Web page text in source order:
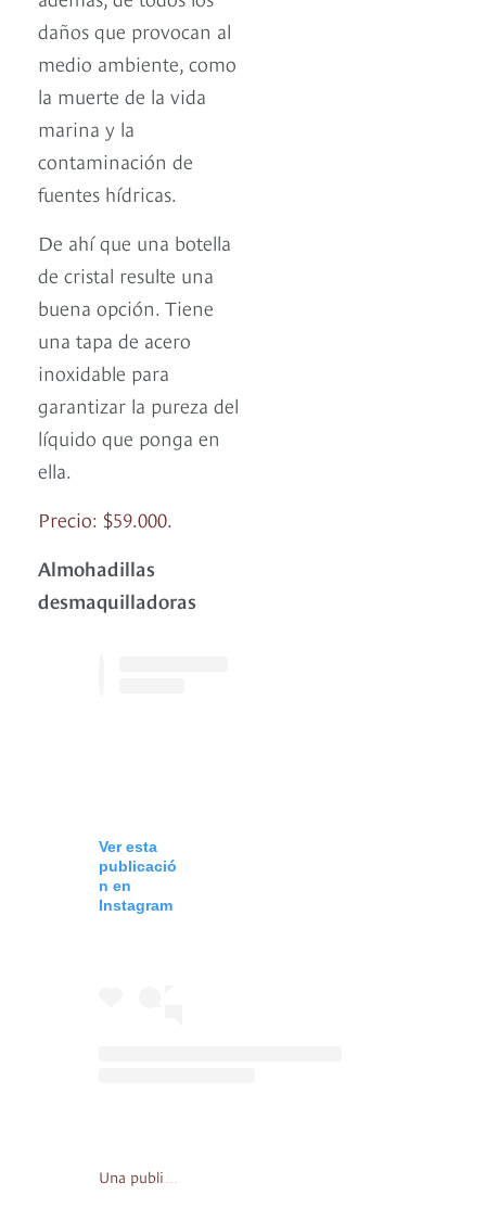
daños que provocan al
medio ambiente, como
la muerte de la vida
marina y la
contaminación de
fuentes hídricas.
De ahí que una botella
de cristal resulte una
buena opción. Tiene
una tapa de acero
inoxidable para
garantizar la pureza del
líquido que ponga en
ella.
Precio: $59.000.
Almohadillas
desmaquilladoras
Ver esta
publicació
n en
Instagram
Una publicación compartida por Der Moderne Make-Up-Entferner (@beautypads)